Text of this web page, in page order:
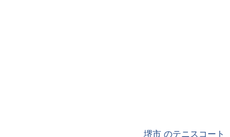
堺市 のテニスコート